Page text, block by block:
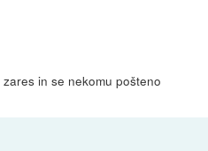
in se nekomu pošteno